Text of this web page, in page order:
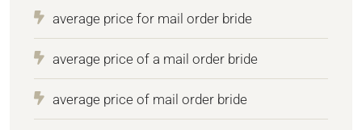
average price for mail order bride
average price of a mail order bride
average price of mail order bride